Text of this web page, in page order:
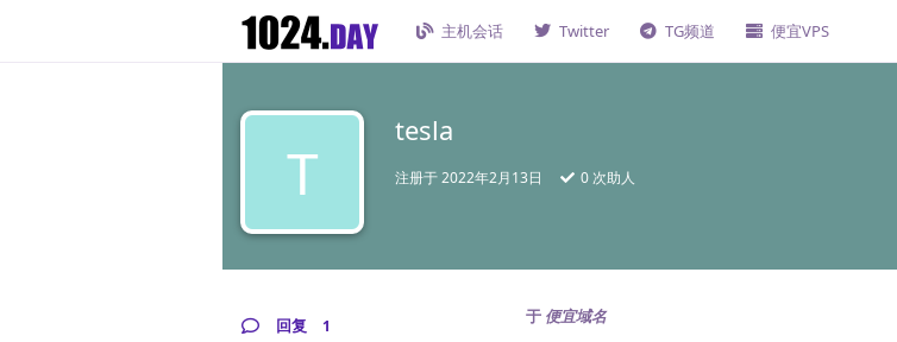
主机会话 Twitter TG频道 便宜VPS
T
tesla
注册于2022年2月13日 0 次助人
回复 1 于 便宜域名